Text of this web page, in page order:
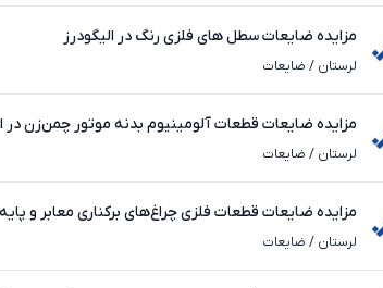
مزایده ضایعات سطل های فلزی رنگ در الیگودرز
لرستان / ضایعات
مزایده ضایعات قطعات آلومینیوم بدنه موتور چمن‌زن در
لرستان / ضایعات
مزایده ضایعات قطعات فلزی چراغ‌های برکناری معابر و
لرستان / ضایعات